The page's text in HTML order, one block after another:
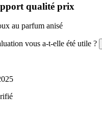
qualité prix
au parfum anisé
vous a-t-elle été utile ?